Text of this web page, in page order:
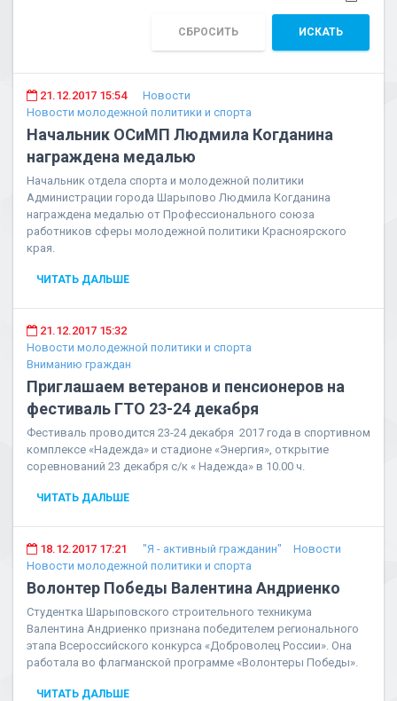
СБРОСИТЬ ИСКАТЬ
21.12.2017 15:54
Новости
Новости молодежной политики и спорта
Начальник ОСиМП Людмила Когданина
награждена медалью
Начальник отдела спорта и молодежной политики
Администрации города Шарыпово Людмила Когданина
награждена медалью от Профессионального союза
работников сферы молодежной политики Красноярского
края.
ЧИТАТЬ ДАЛЬШЕ
21.12.2017 15:32
Новости молодежной политики и спорта
Вниманию граждан
Приглашаем ветеранов и пенсионеров на
фестиваль ГТО 23-24 декабря
Фестиваль проводится 23-24 декабря 2017 года в спортивном
комплексе «Надежда» и стадионе «Энергия», открытие
соревнований 23 декабря с/к « Надежда» в 10.00 ч.
ЧИТАТЬ ДАЛЬШЕ
18.12.2017 17:21 "Я - активный гражданин"
Новости
Новости молодежной политики и спорта
Волонтер Победы Валентина Андриенко
Студентка Шарыповского строительного техникума
Валентина Андриенко признана победителем регионального
этапа Всероссийского конкурса «Доброволец России». Она
работала во флагманской программе «Волонтеры Победы».
ЧИТАТЬ ДАЛЬШЕ